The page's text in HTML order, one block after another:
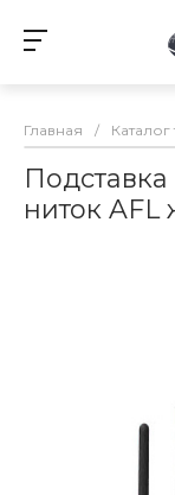
Главная /
ниток AFL